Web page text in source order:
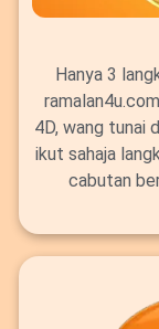
Hanya 3
4D, wang tunai
ikut sahaja
cabutan